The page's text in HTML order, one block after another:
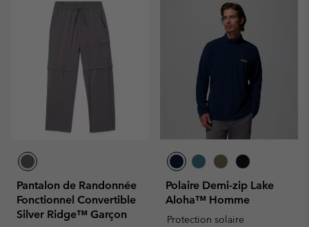
Pantalon de Randonnée
Fonctionnel Convertible
Silver Ridge™ Garçon
Polaire Demi-zip Lake
Aloha™ Homme
Protection solaire